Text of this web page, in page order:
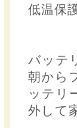
低温保
バッテ
朝から
ッテリ
外して